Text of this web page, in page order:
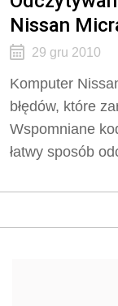
Nissan
29 gru 2010
Komputer
błędów, które
Wspomniane
łatwy sposób